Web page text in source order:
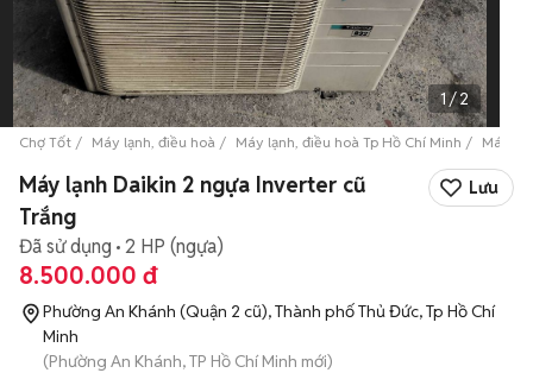
1/2
Chợ Tốt Máy lạnh, điều hoà Máy lạnh, điều hoà Tp Hồ Chí Minh Máy
Máy lạnh Daikin 2 ngựa Inverter cũ
Trắng
Lưu
Đã sử dụng 2 HP (ngựa)
8.500.000 đ
Phường An Khánh (Quận 2 cũ), Thành phố Thủ Đức, Tp Hồ Chí
Minh
(Phường An Khánh, TP Hồ Chí Minh mới)